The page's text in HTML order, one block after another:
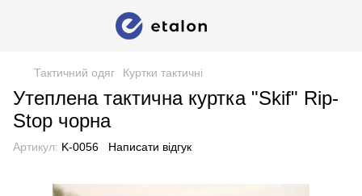
Тактичний одяг Куртки тактичні
Утеплена тактична куртка "Skif" Rip-
Stop чорна
Артикул: K-0056 Написати відгук